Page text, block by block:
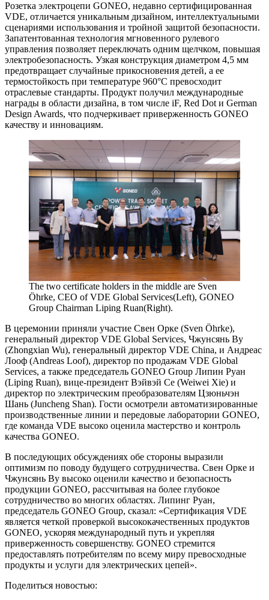
Розетка электроцепи GONEO, недавно сертифицированная
VDE, отличается уникальным дизайном, интеллектуальными
сценариями использования и тройной защитой безопасности.
Запатентованная технология мгновенного рулевого
управления позволяет переключать одним щелчком, повышая
электробезопасность. Узкая конструкция диаметром 4,5 мм
предотвращает случайные прикосновения детей, а ее
термостойкость при температуре 960°C превосходит
отраслевые стандарты. Продукт получил международные
награды в области дизайна, в том числе iF, Red Dot и German
Design Awards, что подчеркивает приверженность GONEO
качеству и инновациям.
The two certificate holders in the middle are Sven
Öhrke, CEO of VDE Global Services(Left), GONEO
Group Chairman Liping Ruan(Right).
В церемонии приняли участие Свен Орке (Sven Öhrke),
генеральный директор VDE Global Services, Чжунсянь Ву
(Zhongxian Wu), генеральный директор VDE China, и Андреас
Лооф (Andreas Loof), директор по продажам VDE Global
Services, а также председатель GONEO Group Липин Руан
(Liping Ruan), вице-президент Вэйвэй Се (Weiwei Xie) и
директор по электрическим преобразователям Цзюньчэн
Шань (Juncheng Shan). Гости осмотрели автоматизированные
производственные линии и передовые лаборатории GONEO,
где команда VDE высоко оценила мастерство и контроль
качества GONEO.
В последующих обсуждениях обе стороны выразили
оптимизм по поводу будущего сотрудничества. Свен Орке и
Чжунсянь Ву высоко оценили качество и безопасность
продукции GONEO, рассчитывая на более глубокое
сотрудничество во многих областях. Липинг Руан,
председатель GONEO Group, сказал: «Сертификация VDE
является четкой проверкой высококачественных продуктов
GONEO, ускоряя международный путь и укрепляя
приверженность совершенству. GONEO стремится
предоставлять потребителям по всему миру превосходные
продукты и услуги для электрических цепей».
Поделиться новостью: